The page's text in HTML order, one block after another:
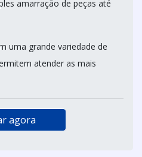
amarração de peças até
uma grande variedade de
atender as mais
agora